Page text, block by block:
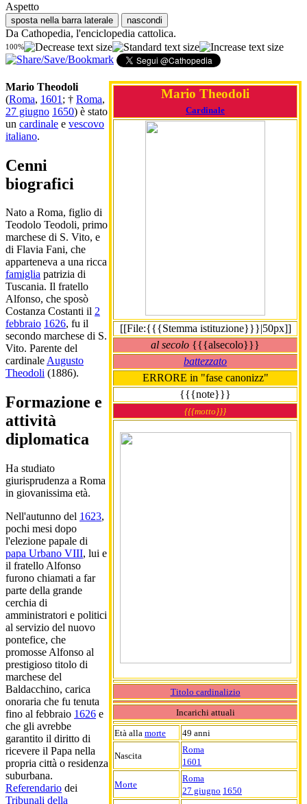
Aspetto
sposta nella barra laterale nascondi
Da Cathopedia, l'enciclopedia cattolica.
100%
Mario Theodoli
Cardinale
[[File:{{{Stemma istituzione}}}|50px]]
al secolo {{{alsecolo}}}
battezzato
ERRORE in "fase canonizz"
{{{note}}}
{{{motto}}}
Titolo cardinalizio
Incarichi attuali
Età alla morte 49 anni
Nascita
Roma
1601
Morte
Roma
27 giugno 1650
Mario Theodoli
(Roma, 1601 ; † Roma,
27 giugno 1650) è stato
un cardinale e vescovo
italiano.
Cenni
biografici
Nato a Roma, figlio di
Teodolo Teodoli, primo
marchese di S. Vito, e
di Flavia Fani, che
apparteneva a una ricca
famiglia patrizia di
Tuscania. Il fratello
Alfonso, che sposò
Costanza Costanti il 2
febbraio 1626, fu il
secondo marchese di S.
Vito. Parente del
cardinaleAugusto
Theodoli (1886).
Formazione e
attività
diplomatica
Ha studiato
giurisprudenza a Roma
in giovanissima età.
Nell'autunno del 1623,
pochi mesi dopo
l'elezione papale di
papa Urbano VIII, lui e
il fratello Alfonso
furono chiamati a far
parte della grande
cerchia di
amministratori e politici
al servizio del nuovo
pontefice, che
promosse Alfonso al
prestigioso titolo di
marchese del
Baldacchino, carica
onoraria che fu tenuta
fino al febbraio 1626 e
che gli avrebbe
garantito il diritto di
ricevere il Papa nella
propria città o residenza
suburbana.
Referendario dei
Tribunali della